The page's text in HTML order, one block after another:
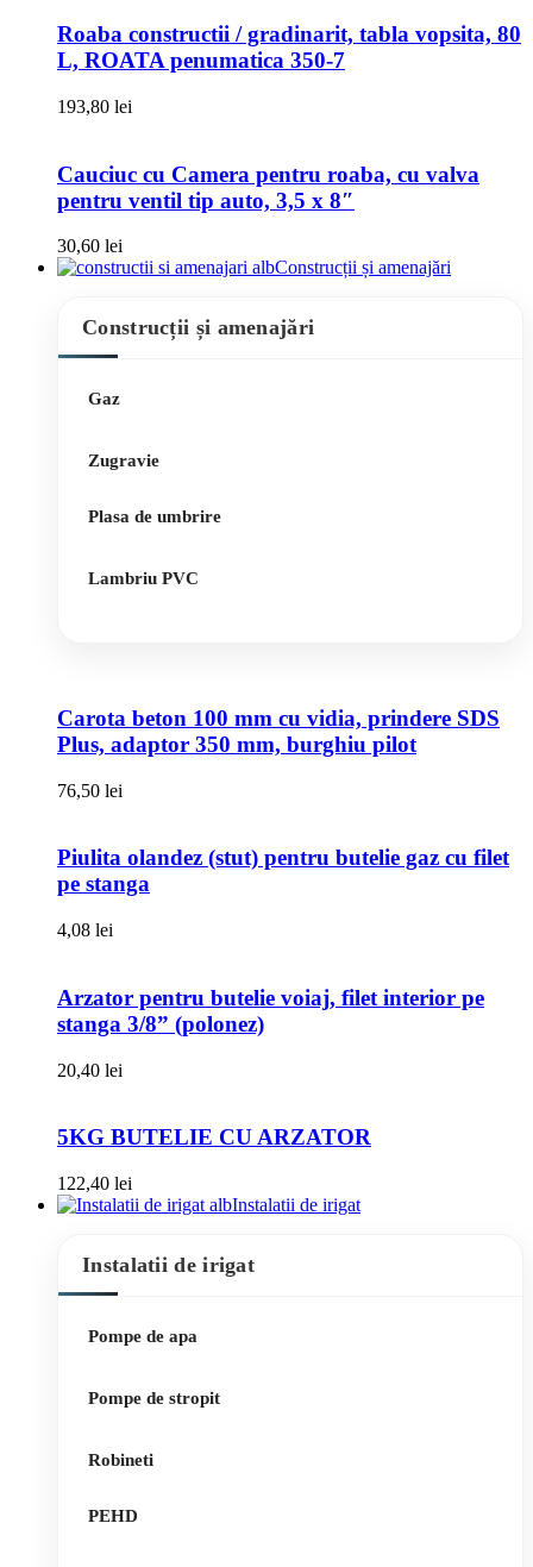
Roaba constructii / gradinarit, tabla vopsita, 80
L, ROATA penumatica 350-7
193,80 lei
Cauciuc cu Camera pentru roaba, cu valva
pentru ventil tip auto, 3,5 x 8″
30,60 lei
Construcții și amenajări
Construcții și amenajări
Gaz
Zugravie
Plasa de umbrire
Lambriu PVC
Carota beton 100 mm cu vidia, prindere SDS
Plus, adaptor 350 mm, burghiu pilot
76,50 lei
Piulita olandez (stut) pentru butelie gaz cu filet
pe stanga
4,08 lei
Arzator pentru butelie voiaj, filet interior pe
stanga 3/8” (polonez)
20,40 lei
5KG BUTELIE CU ARZATOR
122,40 lei
Instalatii de irigat
Instalatii de irigat
Pompe de apa
Pompe de stropit
Robineti
PEHD